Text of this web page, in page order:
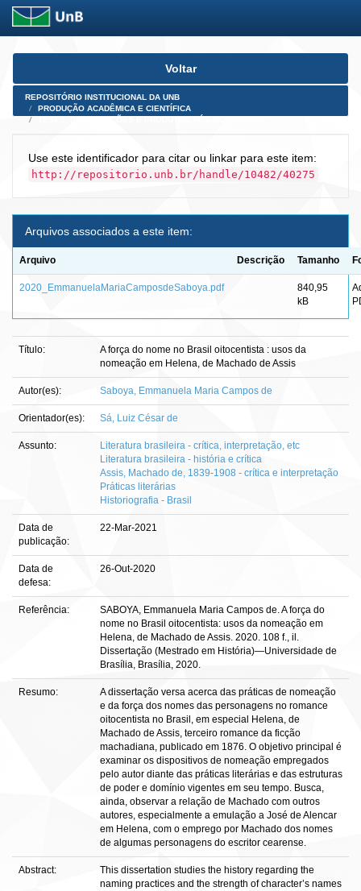
Skip
Voltar
REPOSITÓRIO INSTITUCIONAL DA UNB
PRODUÇÃO ACADÊMICA E CIENTÍFICA
Use este identificador para citar ou linkar para este item:
http://repositorio.unb.br/handle/10482/40275
Arquivos associados a este item:
Arquivo Descrição Tamanho
2020_EmmanuelaMariaCamposdeSaboya.pdf
840,95
kB
Título:
A força do nome no Brasil oitocentista : usos da
nomeação em Helena, de Machado de Assis
Autor(es): Saboya, Emmanuela Maria Campos de
Orientador(es): Sá, Luiz César de
Assunto:
Literatura brasileira - crítica, interpretação, etc
Literatura brasileira - história e crítica
Assis, Machado de, 1839-1908 - crítica e interpretação
Práticas literárias
Historiografia - Brasil
Data de
publicação:
22-Mar-2021
Data de
defesa:
26-Out-2020
Referência:
SABOYA, Emmanuela Maria Campos de. A força do
nome no Brasil oitocentista: usos da nomeação em
Helena, de Machado de Assis. 2020. 108 f., il.
Dissertação (Mestrado em História)—Universidade de
Brasília, Brasília, 2020.
Resumo:
A dissertação versa acerca das práticas de nomeação
e da força dos nomes das personagens no romance
oitocentista no Brasil, em especial Helena, de
Machado de Assis, terceiro romance da ficção
machadiana, publicado em 1876. O objetivo principal é
examinar os dispositivos de nomeação empregados
pelo autor diante das práticas literárias e das estruturas
de poder e domínio vigentes em seu tempo. Busca,
ainda, observar a relação de Machado com outros
autores, especialmente a emulação a José de Alencar
em Helena, com o emprego por Machado dos nomes
de algumas personagens do escritor cearense.
Abstract:
This dissertation studies the history regarding the
naming practices and the strength of character’s names